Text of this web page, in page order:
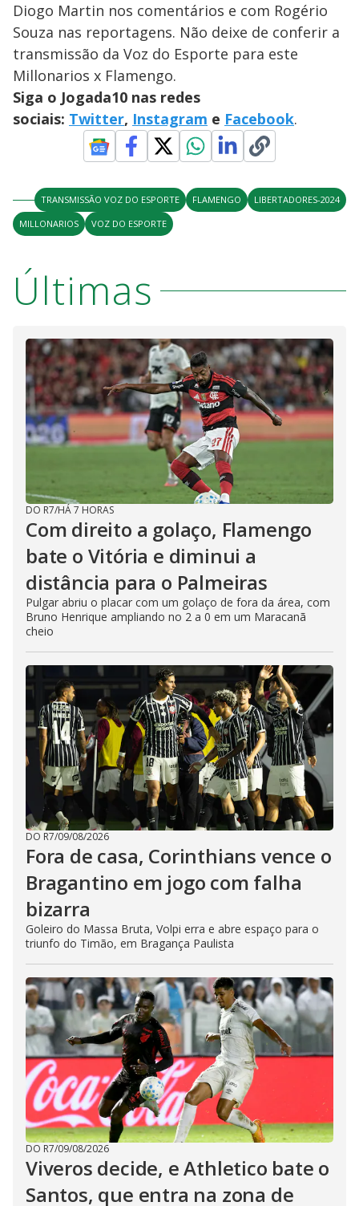
Diogo Martin nos comentários e com Rogério
Souza nas reportagens. Não deixe de conferir a
transmissão da Voz do Esporte para este
Millonarios x Flamengo.
Siga o Jogada10 nas redes
sociais: Twitter, Instagram e Facebook.
TRANSMISSÃO VOZ DO ESPORTE FLAMENGO
LIBERTADORES-2024
MILLONARIOS
VOZ DO ESPORTE
Últimas
DO R7/HÁ 7 HORAS
Com direito a golaço, Flamengo
bate o Vitória e diminui a
distância para o Palmeiras
Pulgar abriu o placar com um golaço de fora da área, com
Bruno Henrique ampliando no 2 a 0 em um Maracanã
cheio
DO R7/09/08/2026
Fora de casa, Corinthians vence o
Bragantino em jogo com falha
bizarra
Goleiro do Massa Bruta, Volpi erra e abre espaço para o
triunfo do Timão, em Bragança Paulista
DO R7/09/08/2026
Viveros decide, e Athletico bate o
Santos, que entra na zona de